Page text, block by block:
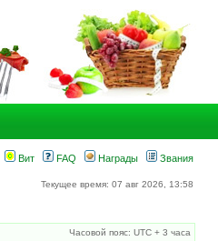
Вит FAQ Награды Звания
Текущее время: 07 авг 2026, 13:58
Часовой пояс: UTC + 3 часа